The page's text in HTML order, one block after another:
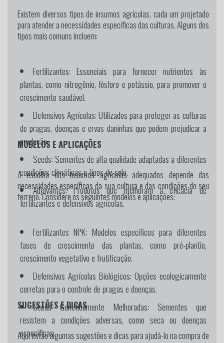
Existem diversos tipos de insumos agrícolas, cada um projetado
para atender a necessidades específicas das culturas. Alguns dos
tipos mais comuns incluem:
Fertilizantes: Essenciais para fornecer nutrientes às
plantas, como nitrogênio, fósforo e potássio, para promover o
crescimento saudável.
Defensivos Agrícolas:Utilizados para proteger as culturas
de pragas, doenças e ervas daninhas que podem prejudicar a
produção.
Seeds:Sementes de alta qualidade adaptadas a diferentes
condições climáticas e tipos de solo.
Adjuvantes:Produtos que melhoram a eficácia de
fertilizantes e defensivos agrícolas.
MODELOS E APLICAÇÕES
A escolha dos insumos agrícolas adequados depende das
necessidades específicas da sua cultura e das condições do seu
terreno. Considere os seguintes modelos e aplicações:
Fertilizantes NPK: Modelos específicos para diferentes
fases de crescimento das plantas, como pré-plantio,
crescimento vegetativo e frutificação.
Defensivos Agrícolas Biológicos: Opções ecologicamente
corretas para o controle de pragas e doenças.
Seeds Geneticamente Melhoradas: Sementes que
resistem a condições adversas, como seca ou doenças
específicas.
SUGESTÕES E DICAS
Aqui estão algumas sugestões e dicas para ajudá-lo na compra de